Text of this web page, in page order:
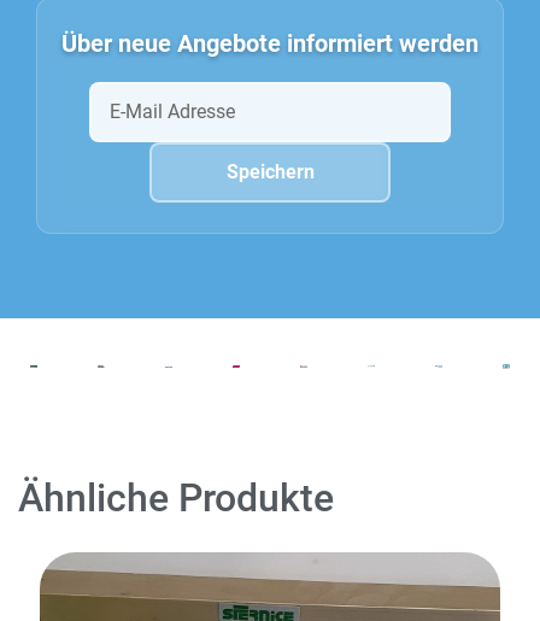
Über neue Angebote informiert werden
Ähnliche Produkte